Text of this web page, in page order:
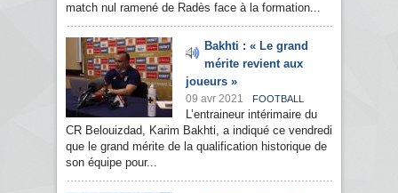
match nul ramené de Radès face à la formation...
Bakhti : « Le grand
mérite revient aux
joueurs »
09 avr 2021 FOOTBALL
L’entraineur intérimaire du
CR Belouizdad, Karim Bakhti, a indiqué ce vendredi
que le grand mérite de la qualification historique de
son équipe pour...